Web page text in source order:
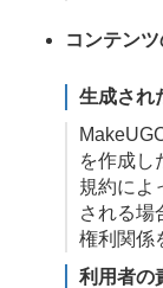
コンテン
生成され
を作成し
規約によ
される場
権利関係
利用者の